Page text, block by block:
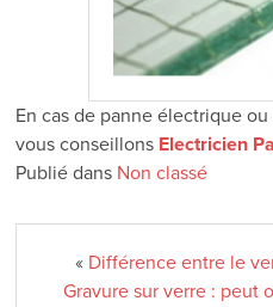
En cas de panne électrique
vous conseillons Electricien
Publié dans Non classé
« Différence entre le
Gravure sur verre : peut